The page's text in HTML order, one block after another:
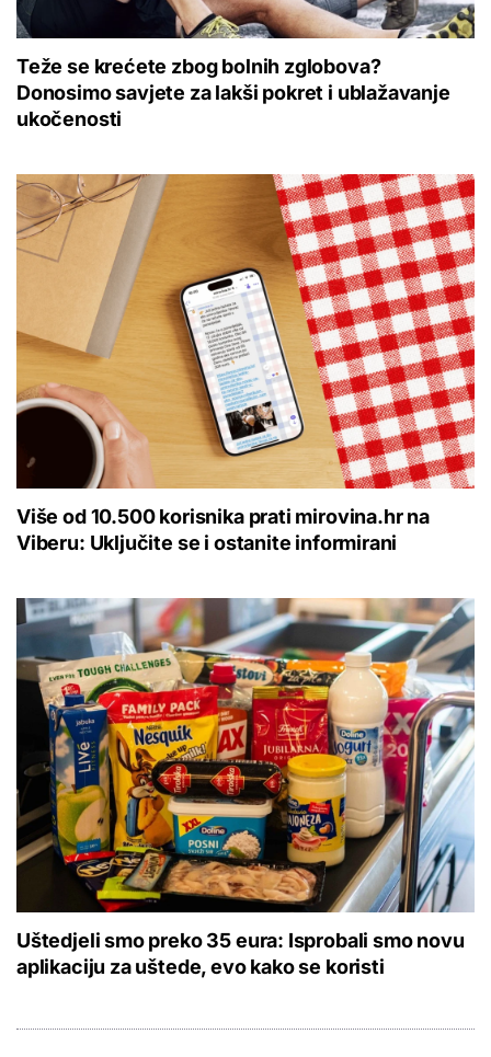
Teže se krećete zbog bolnih zglobova?
Donosimo savjete za lakši pokret i ublažavanje
ukočenosti
Više od 10.500 korisnika prati mirovina.hr na
Viberu: Uključite se i ostanite informirani
Uštedjeli smo preko 35 eura: Isprobali smo novu
aplikaciju za uštede, evo kako se koristi